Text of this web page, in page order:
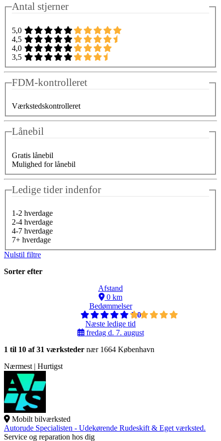
Antal stjerner
5,0
4,5
4,0
3,5
FDM-kontrolleret
Værkstedskontrolleret
Lånebil
Gratis lånebil
Mulighed for lånebil
Ledige tider indenfor
1-2 hverdage
2-4 hverdage
4-7 hverdage
7+ hverdage
Nulstil filtre
Sorter efter
Afstand
0 km
Bedømmelser
5,0
Næste ledige tid
fredag d. 7. august
1 til 10 af 31 værksteder nær 1664 København
Nærmest | Hurtigst
Mobilt bilværksted
Autorude Specialisten - Udekørende Rudeskift & Eget værksted.
Service og reparation hos dig